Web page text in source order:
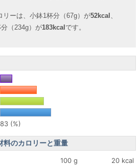
ーは、小鉢1杯分（67g）が52kcal 、
（234g）が183kcal です。
83 (%)
料のカロリーと重量
100 g
20 kcal